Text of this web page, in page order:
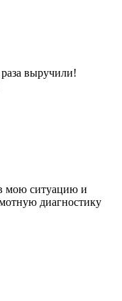
выручили!
мою ситуацию и
диагностику